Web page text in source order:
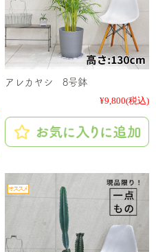
アレカヤシ 8号鉢
¥9,800(税込)